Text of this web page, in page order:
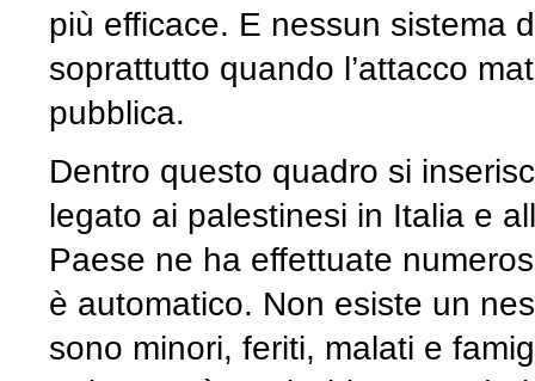
più efficace. E nessun sistema
soprattutto quando l’attacco
pubblica.
Dentro questo quadro si
legato ai palestinesi in Italia e
Paese ne ha effettuate
è automatico. Non esiste un
sono minori, feriti, malati e